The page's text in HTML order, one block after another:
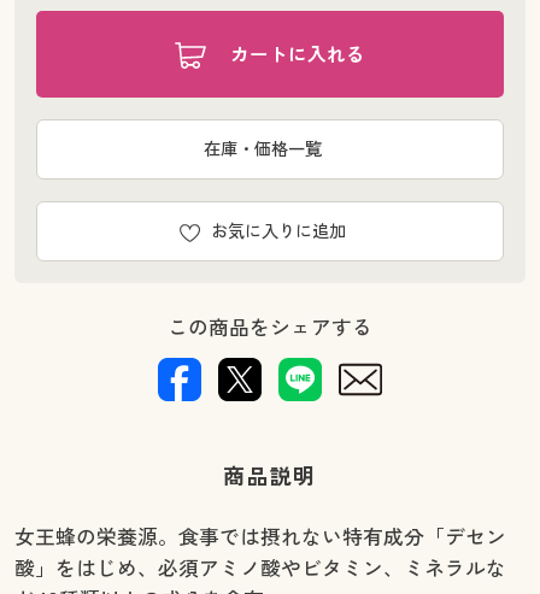
カートに入れる
お気に入りに追加
在庫・価格一覧
この商品をシェアする
商品説明
女王蜂の栄養源。食事では摂れない特有成分「デセン
酸」をはじめ、必須アミノ酸やビタミン、ミネラルな